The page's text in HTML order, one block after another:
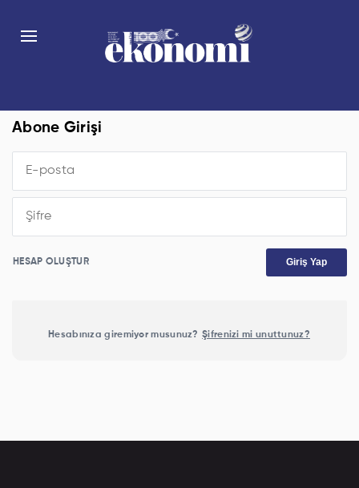
Abone Girişi
HESAP OLUŞTUR Giriş Yap
Hesabınıza giremiyor musunuz? Şifrenizi mi unuttunuz?